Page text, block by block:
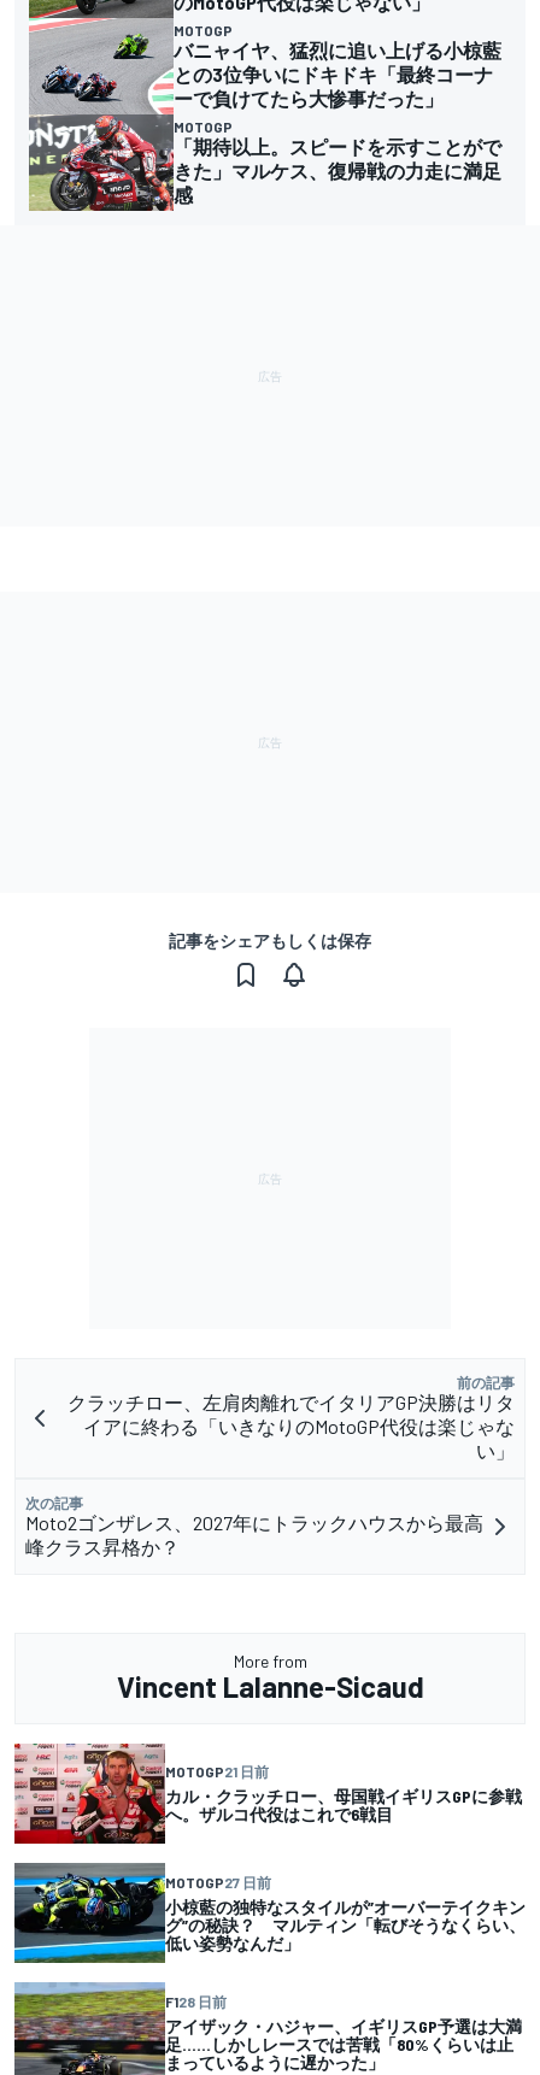
MOTOGP
バニャイヤ、猛烈に追い上げる小椋藍
との3位争いにドキドキ「最終コーナ
ーで負けてたら大惨事だった」
MOTOGP
「期待以上。スピードを示すことがで
きた」マルケス、復帰戦の力走に満足
感
記事をシェアもしくは保存
前の記事
クラッチロー、左肩肉離れでイタリアGP決勝はリタ
イアに終わる「いきなりのMotoGP代役は楽じゃな
い」
次の記事
Moto2ゴンザレス、2027年にトラックハウスから最高
峰クラス昇格か？
More from
Vincent Lalanne-Sicaud
MOTOGP21 日前
カル・クラッチロー、母国戦イギリスGPに参戦
へ。ザルコ代役はこれで6戦目
MOTOGP27 日前
小椋藍の独特なスタイルが”オーバーテイクキン
グ”の秘訣？ マルティン「転びそうなくらい、
低い姿勢なんだ」
F128 日前
アイザック・ハジャー、イギリスGP予選は大満
足……しかしレースでは苦戦「80%くらいは止
まっているように遅かった」